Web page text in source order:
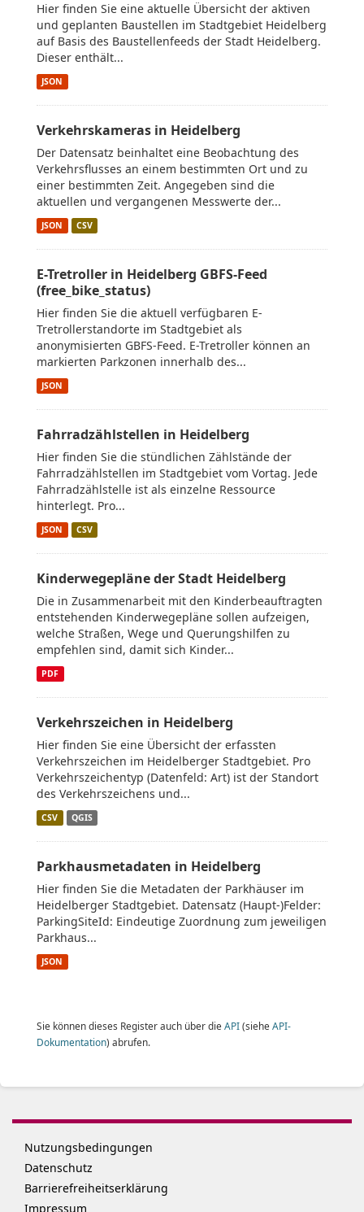
Hier finden Sie eine aktuelle Übersicht der aktiven
und geplanten Baustellen im Stadtgebiet Heidelberg
auf Basis des Baustellenfeeds der Stadt Heidelberg.
Dieser enthält...
JSON
Verkehrskameras in Heidelberg
Der Datensatz beinhaltet eine Beobachtung des
Verkehrsflusses an einem bestimmten Ort und zu
einer bestimmten Zeit. Angegeben sind die
aktuellen und vergangenen Messwerte der...
JSON CSV
E-Tretroller in Heidelberg GBFS-Feed
(free_bike_status)
Hier finden Sie die aktuell verfügbaren E-
Tretrollerstandorte im Stadtgebiet als
anonymisierten GBFS-Feed. E-Tretroller können an
markierten Parkzonen innerhalb des...
JSON
Fahrradzählstellen in Heidelberg
Hier finden Sie die stündlichen Zählstände der
Fahrradzählstellen im Stadtgebiet vom Vortag. Jede
Fahrradzählstelle ist als einzelne Ressource
hinterlegt. Pro...
JSON CSV
Kinderwegepläne der Stadt Heidelberg
Die in Zusammenarbeit mit den Kinderbeauftragten
entstehenden Kinderwegepläne sollen aufzeigen,
welche Straßen, Wege und Querungshilfen zu
empfehlen sind, damit sich Kinder...
PDF
Verkehrszeichen in Heidelberg
Hier finden Sie eine Übersicht der erfassten
Verkehrszeichen im Heidelberger Stadtgebiet. Pro
Verkehrszeichentyp (Datenfeld: Art) ist der Standort
des Verkehrszeichens und...
CSV QGIS
Parkhausmetadaten in Heidelberg
Hier finden Sie die Metadaten der Parkhäuser im
Heidelberger Stadtgebiet. Datensatz (Haupt-)Felder:
ParkingSiteId: Eindeutige Zuordnung zum jeweiligen
Parkhaus...
JSON
Sie können dieses Register auch über die API(siehe API-
Dokumentation) abrufen.
Nutzungsbedingungen
Datenschutz
Barrierefreiheitserklärung
Impressum